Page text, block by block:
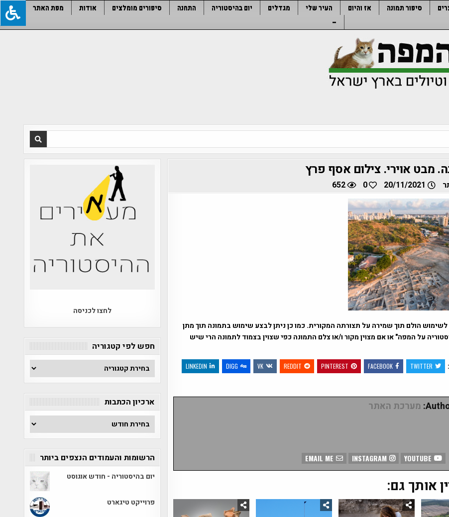
סיפור תמונה אז והיום העיר שלי מגדלים יום בהיסטוריה התחנה סיפורים מומלצים אודות
מפת האתר
–
מבט אוירי. צילום אסף פרץ
0
652
הולם תוך שמירה על תצורתה המקורית. כמו כן ניתן לבצע שימוש בתמונה תוך מתן
על המפה" או אם מצוין מקור ו/או צלם התמונה כפי שצוין בצמוד לתמונה הרי שיש
TWITTER
FACEBOOK
PINTEREST
REDDIT
VK
DIGG
LINKEDIN
מערכת האתר
INSTAGRAM
אותך גם:
לחצו לכניסה
חפש לפי קטגוריה
חפש
לפי
קטגוריה
ארכיון הכתבות
ארכיון
הכתבות
הרשומות והעמודים הנצפים ביותר
יום בהיסטוריה - חודש אוגוסט
פרוייקט טיגארט